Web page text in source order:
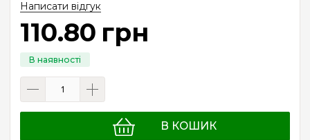
Написати відгук
110.80 грн
В КОШИК